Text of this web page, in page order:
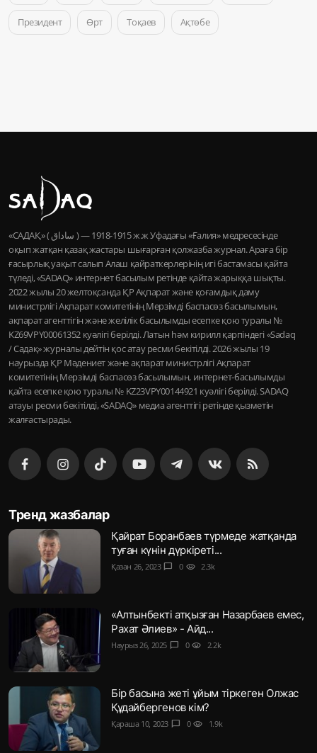
Президент Өрт Тоқаев Ақтөбе
«САДАҚ» ( ساداق ) — 1915-1918 ж.ж Уфадағы «Ғалия» медресесінде
оқып жатқан қазақ жастары шығарған қолжазба журнал. Араға бір
ғасырлық уақыт салып Алаш қайраткерлерінің игі бастамасы қайта
түледі, «SADAQ» интернет басылым ретінде қайта жарыққа шықты.
2022 жылы 20 желтоқсанда ҚР Ақпарат және қоғамдық даму
министрлігі Ақпарат комитетінің Мерзімді баспасөз басылымын,
ақпарат агенттігін және желілік басылымды есепке қою туралы №
KZ69VPY00061352 куәлігі берілді. Латын һәм кирилл қарпіндегі «Sadaq
/ Садақ» журналы дейтін қос атау ресми бекітілді. 2026 жылы 19
наурызда ҚР Мәдениет және ақпарат министрлігі Ақпарат
комитетінің Мерзімді баспасөз басылымын, интернет-басылымды
қайта есепке қою туралы № KZ23VPY00144921 куәлігі берілді. SADAQ
атауы ресми бекітілді, «SADAQ» медиа агенттігі ретінде қызметін
жалғастырады.
Тренд жазбалар
Қайрат Боранбаев түрмеде жатқанда
туған күнін дүркіреті...
Қазан 26, 2023 chat_bubble 0 visibility 2.3k
«Алтынбекті атқызған Назарбаев емес,
Рахат Әлиев» - Айд...
Наурыз 26, 2025 chat_bubble 0 visibility 2.2k
Бір басына жеті ұйым тіркеген Олжас
Құдайбергенов кім?
Қараша 10, 2023 chat_bubble 0 visibility 1.9k